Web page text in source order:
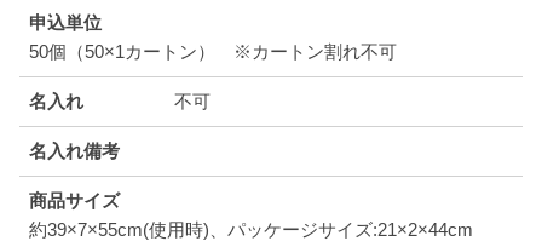
申込単位
50個（50×1カートン） ※カートン割れ不可
名入れ 不可
名入れ備考
商品サイズ
約39×7×55cm(使用時)、パッケージサイズ:21×2×44cm